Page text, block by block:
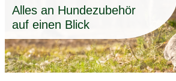
Alles an Hundezubehör
auf einen Blick